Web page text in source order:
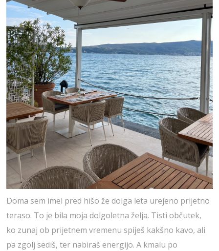
Doma sem imel pred hišo že dolga leta urejeno prijetno
teraso. To je bila moja dolgoletna želja. Tisti občutek,
ko zunaj ob prijetnem vremenu spiješ kakšno kavo, ali
pa zgolj sediš, ter nabiraš energijo. A kmalu po